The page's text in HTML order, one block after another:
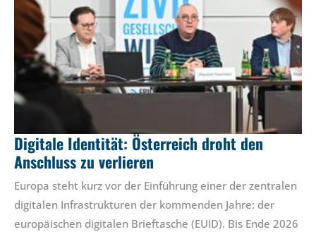
Digitale Identität: Österreich droht den
Anschluss zu verlieren
Europa steht kurz vor der Einführung einer der zentralen
digitalen Infrastrukturen der kommenden Jahre: der
europäischen digitalen Brieftasche (EUID). Bis Ende 2026